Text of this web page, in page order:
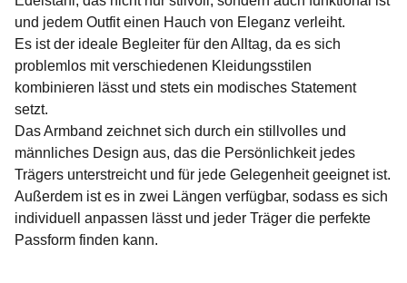
und jedem Outfit einen Hauch von Eleganz verleiht.
Es ist der ideale Begleiter für den Alltag, da es sich
problemlos mit verschiedenen Kleidungsstilen
kombinieren lässt und stets ein modisches Statement
setzt.
Das Armband zeichnet sich durch ein stillvolles und
männliches Design aus, das die Persönlichkeit jedes
Trägers unterstreicht und für jede Gelegenheit geeignet ist.
Außerdem ist es in zwei Längen verfügbar, sodass es sich
individuell anpassen lässt und jeder Träger die perfekte
Passform finden kann.